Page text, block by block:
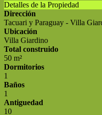
Detalles de la Propiedad
Dirección
Tacuari y Paraguay - Villa
Ubicación
Villa Giardino
Total construido
50 m²
Dormitorios
1
Baños
1
Antiguedad
10